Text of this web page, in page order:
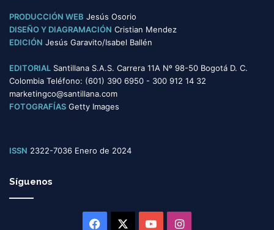
PRODUCCIÓN WEB Jesús Osorio
DISEÑO Y DIAGRAMACIÓN Cristian Mendez
EDICIÓN Jesús Garavito/Isabel Ballén
EDITORIAL Santillana S.A.S. Carrera 11A Nº 98-50 Bogotá D. C.
Colombia Teléfono: (601) 390 6950 - 300 912 14 32
marketingco@santillana.com
FOTOGRAFÍAS Getty Images
ISSN 2322-7036 Enero de 2024
Síguenos
Facebook YouTubeInstagram